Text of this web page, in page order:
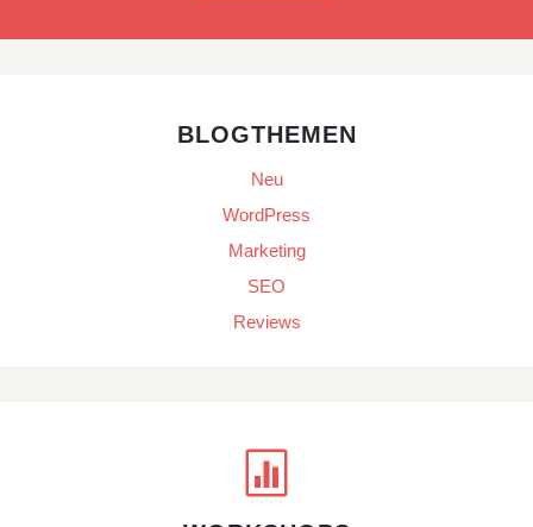
BLOGTHEMEN
Neu
WordPress
Marketing
SEO
Reviews
